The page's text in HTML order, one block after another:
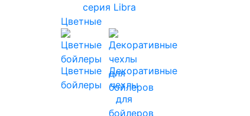
серия Libra
Цветные
Цветные
бойлеры
Декоративные
чехлы
для
бойлеров